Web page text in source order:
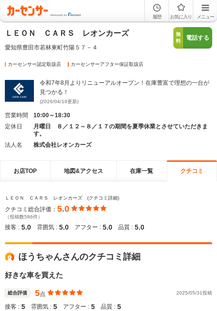
履歴 お気に入り メニュー
ＬＥＯＮ ＣＡＲＳ レオンカーズ
愛知県豊田市若林東町竹陽５７－４
無
料
電話する
カーセンサー認定取扱店 カーセンサーアフター保証取扱店
令和7年8月よりリニューアルオープン！在庫豊富で理想の一台が
見つかる！
(2026/04/19更新)
営業時間
10:00～18:30
定休日
月曜日 ８／１２～８／１７の期間を夏季休業とさせていただきま
す。
法人名
株式会社レオンカーズ
お店TOP 地図&アクセス 在庫一覧 クチコミ
ＬＥＯＮ ＣＡＲＳ レオンカーズ (クチコミ詳細)
クチコミ総合評価： 5.0
（投稿数586件）
接客 : 5.0 雰囲気 : 5.0 アフター : 5.0 品質 : 5.0
ほうちゃんさんのクチコミ詳細
好きな車を買えた
総合評価 5点 2025/05/31投稿
接客 : 5 雰囲気 : 5 アフター : 5 品質 : 5